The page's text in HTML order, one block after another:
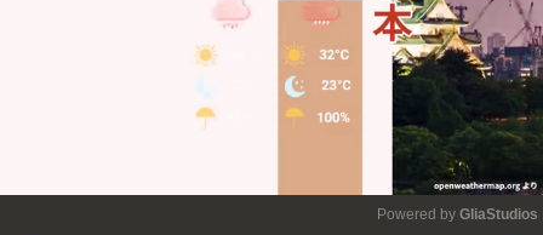
Powered by GliaStudios